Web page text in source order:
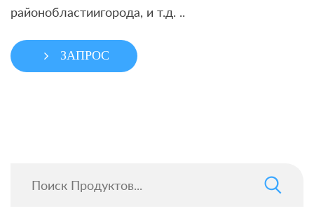
районобластиигорода, и т.д. ..
ЗАПРОС